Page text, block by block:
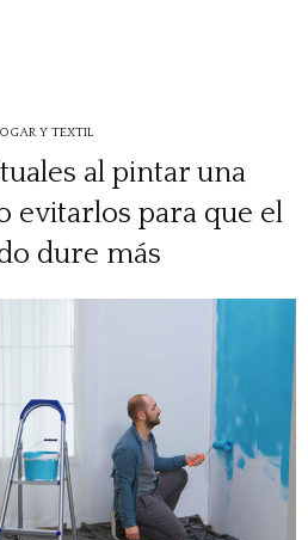
Y TEXTIL
al pintar una
evitarlos para que el
dure más